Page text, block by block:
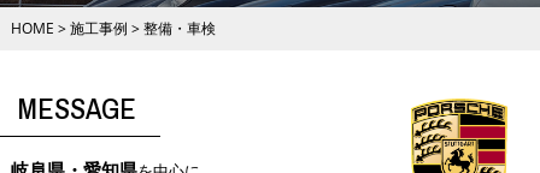
HOME >施工事例 >整備・車検
MESSAGE